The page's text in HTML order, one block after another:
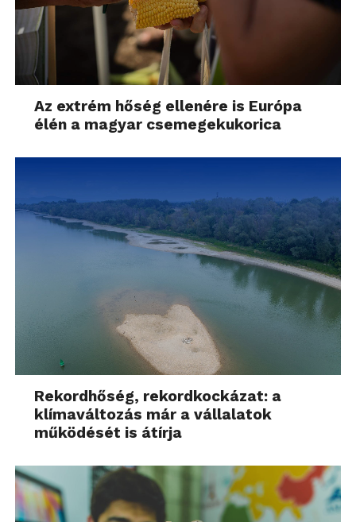
Az extrém hőség ellenére is Európa
élén a magyar csemegekukorica
Rekordhőség, rekordkockázat: a
klímaváltozás már a vállalatok
működését is átírja